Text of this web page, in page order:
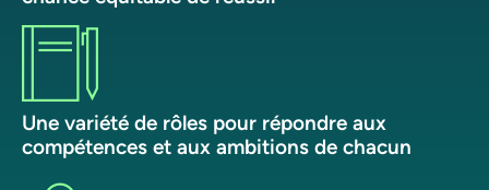
Une variété de rôles pour répondre aux
compétences et aux ambitions de chacun